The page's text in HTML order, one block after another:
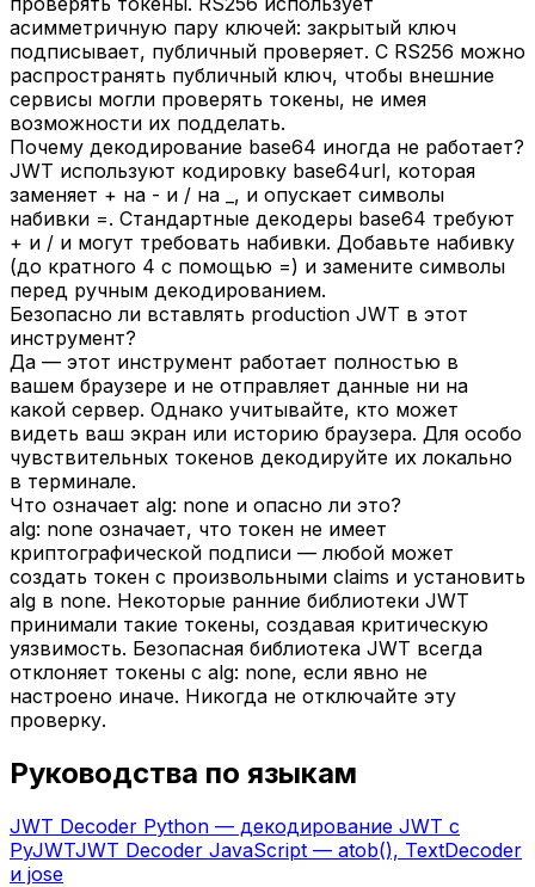
асимметричную пару ключей: закрытый ключ
подписывает, публичный проверяет. С RS256 можно
распространять публичный ключ, чтобы внешние
сервисы могли проверять токены, не имея
возможности их подделать.
Почему декодирование base64 иногда не работает?
JWT используют кодировку base64url, которая
заменяет + на - и / на _, и опускает символы
набивки =. Стандартные декодеры base64 требуют
+ и / и могут требовать набивки. Добавьте набивку
(до кратного 4 с помощью =) и замените символы
перед ручным декодированием.
Безопасно ли вставлять production JWT в этот
инструмент?
Да — этот инструмент работает полностью в
вашем браузере и не отправляет данные ни на
какой сервер. Однако учитывайте, кто может
видеть ваш экран или историю браузера. Для особо
чувствительных токенов декодируйте их локально
в терминале.
Что означает alg: none и опасно ли это?
alg: none означает, что токен не имеет
криптографической подписи — любой может
создать токен с произвольными claims и установить
alg в none. Некоторые ранние библиотеки JWT
принимали такие токены, создавая критическую
уязвимость. Безопасная библиотека JWT всегда
отклоняет токены с alg: none, если явно не
настроено иначе. Никогда не отключайте эту
проверку.
Руководства по языкам
JWT Decoder Python — декодирование JWT с
PyJWTJWT Decoder JavaScript — atob(), TextDecoder
и jose